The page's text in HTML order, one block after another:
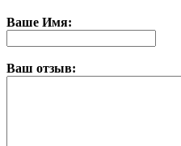
Ваше Имя:
Ваш отзыв: